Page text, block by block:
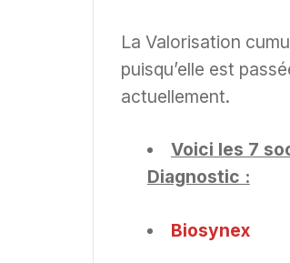
La Valorisation
puisqu’elle est
actuellement.
Voici les 7
Diagnostic :
Biosynex